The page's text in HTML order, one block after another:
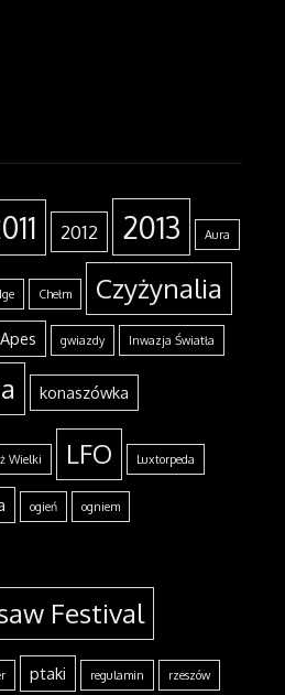
2012 2013 Aura
Chełm Czyżynalia
gwiazdy Inwazja Światła
konaszówka
Wielki LFO Luxtorpeda
ogień ogniem
Festival
ptaki regulamin rzeszów